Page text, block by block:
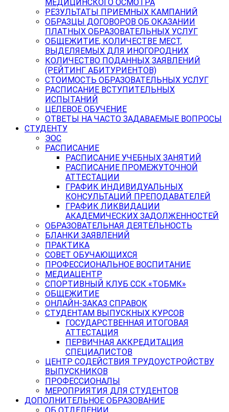
МЕДИЦИНСКОГО ОСМОТРА
РЕЗУЛЬТАТЫ ПРИЕМНЫХ КАМПАНИЙ
ОБРАЗЦЫ ДОГОВОРОВ ОБ ОКАЗАНИИ
ПЛАТНЫХ ОБРАЗОВАТЕЛЬНЫХ УСЛУГ
ОБЩЕЖИТИЕ, КОЛИЧЕСТВЕ МЕСТ,
ВЫДЕЛЯЕМЫХ ДЛЯ ИНОГОРОДНИХ
КОЛИЧЕСТВО ПОДАННЫХ ЗАЯВЛЕНИЙ
(РЕЙТИНГ АБИТУРИЕНТОВ)
СТОИМОСТЬ ОБРАЗОВАТЕЛЬНЫХ УСЛУГ
РАСПИСАНИЕ ВСТУПИТЕЛЬНЫХ
ИСПЫТАНИЙ
ЦЕЛЕВОЕ ОБУЧЕНИЕ
ОТВЕТЫ НА ЧАСТО ЗАДАВАЕМЫЕ ВОПРОСЫ
СТУДЕНТУ
ЭОС
РАСПИСАНИЕ
РАСПИСАНИЕ УЧЕБНЫХ ЗАНЯТИЙ
РАСПИСАНИЕ ПРОМЕЖУТОЧНОЙ
АТТЕСТАЦИИ
ГРАФИК ИНДИВИДУАЛЬНЫХ
КОНСУЛЬТАЦИЙ ПРЕПОДАВАТЕЛЕЙ
ГРАФИК ЛИКВИДАЦИИ
АКАДЕМИЧЕСКИХ ЗАДОЛЖЕННОСТЕЙ
ОБРАЗОВАТЕЛЬНАЯ ДЕЯТЕЛЬНОСТЬ
БЛАНКИ ЗАЯВЛЕНИЙ
ПРАКТИКА
СОВЕТ ОБУЧАЮЩИХСЯ
ПРОФЕССИОНАЛЬНОЕ ВОСПИТАНИЕ
МЕДИАЦЕНТР
СПОРТИВНЫЙ КЛУБ ССК «ТОБМК»
ОБЩЕЖИТИЕ
ОНЛАЙН-ЗАКАЗ СПРАВОК
СТУДЕНТАМ ВЫПУСКНЫХ КУРСОВ
ГОСУДАРСТВЕННАЯ ИТОГОВАЯ
АТТЕСТАЦИЯ
ПЕРВИЧНАЯ АККРЕДИТАЦИЯ
СПЕЦИАЛИСТОВ
ЦЕНТР СОДЕЙСТВИЯ ТРУДОУСТРОЙСТВУ
ВЫПУСКНИКОВ
ПРОФЕССИОНАЛЫ
МЕРОПРИЯТИЯ ДЛЯ СТУДЕНТОВ
ДОПОЛНИТЕЛЬНОЕ ОБРАЗОВАНИЕ